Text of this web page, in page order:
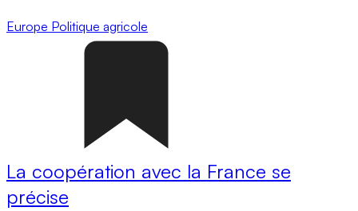
Europe Politique agricole
La coopération avec la France se
précise